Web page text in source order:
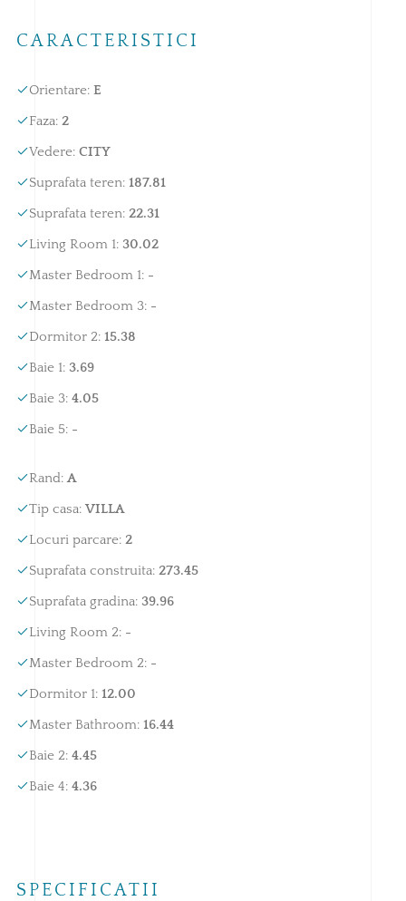
CARACTERISTICI
Orientare: E
Faza: 2
Vedere: CITY
Suprafata teren: 187.81
Suprafata teren: 22.31
Living Room 1: 30.02
Master Bedroom 1: -
Master Bedroom 3: -
Dormitor 2: 15.38
Baie 1: 3.69
Baie 3: 4.05
Baie 5: -
Rand:A
Tip casa: VILLA
Locuri parcare: 2
Suprafata construita: 273.45
Suprafata gradina: 39.96
Living Room 2: -
Master Bedroom 2: -
Dormitor 1: 12.00
Master Bathroom: 16.44
Baie 2: 4.45
Baie 4: 4.36
SPECIFICATII